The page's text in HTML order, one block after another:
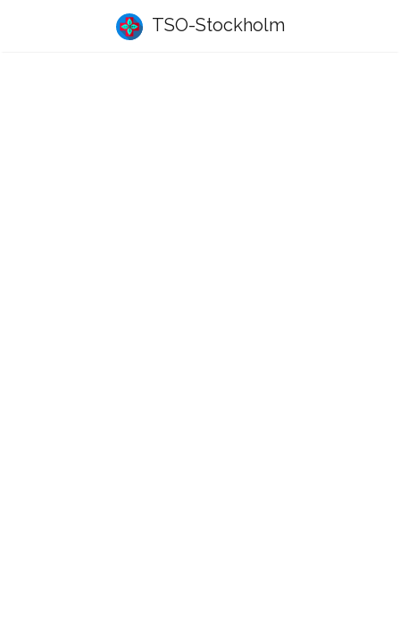
TSO-Stockholm